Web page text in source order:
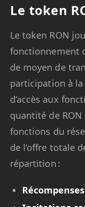
Le token
Le token RON
fonctionnement
de moyen de
participation à la
d’accès aux
quantité de
fonctions du
de l’offre totale
répartition :
Récompenses